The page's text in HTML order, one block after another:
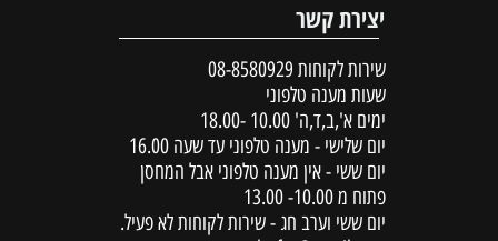
יצירת קשר
שירות לקוחות 08-8580929
שעות מענה טלפוני
ימים א',ב,ד,ה' 10.00 -18.00
יום שלישי - מענה טלפוני עד שעה 16.00
יום ששי - אין מענה טלפוני אבל המחסן
פתוח מ 10.00- 13.00
יום ששי וערב חג - שירות לקוחות לא פעיל.